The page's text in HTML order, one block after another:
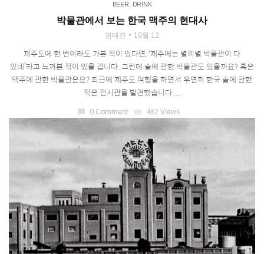
BEER DRINK
박물관에서 보는 한국 맥주의 현대사
염태진 10월 12
제주도에 한 번이라도 가본 적이 있다면, ‘제주에는 별의별 박물관이 다
있네’라고 느껴본 적이 있을 겁니다. 그런데 술에 관한 박물관도 있을까요? 혹은
맥주에 관한 박물관은요? 최근에 제주도 여행을 하면서 우연히 한국 술에 관한
작은 전시관을 발견했습니다. ...
0 Comment visibility 482 Views